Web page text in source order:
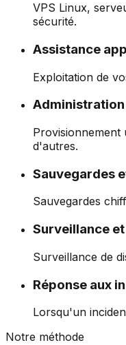
VPS Linux,
sécurité.
Assistance
Exploitation de
Administration
Provisionnement
d'autres.
Sauvegardes
Sauvegardes
Surveillance
Surveillance de
Réponse aux
Lorsqu'un
Notre méthode